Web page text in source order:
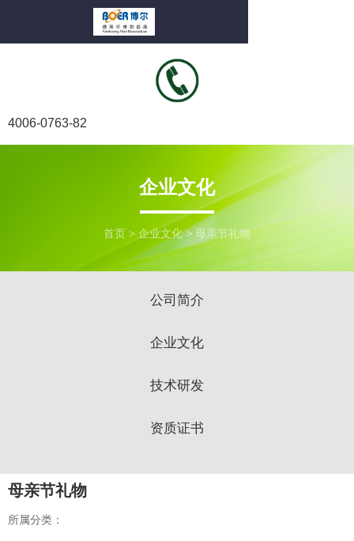
4006-0763-82
企业文化
首页 > 企业文化 >母亲节礼物
公司简介
企业文化
技术研发
资质证书
母亲节礼物
所属分类：